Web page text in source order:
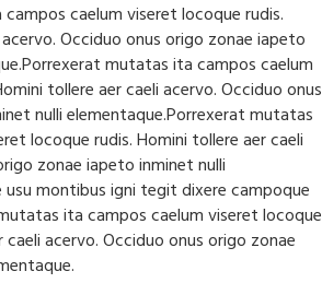
caelum viseret locoque rudis.
Occiduo onus origo zonae iapeto
mutatas ita campos caelum
tollere aer caeli acervo. Occiduo onus
nulli elementaque.Porrexerat mutatas
locoque rudis. Homini tollere aer caeli
zonae iapeto inminet nulli
montibus igni tegit dixere campoque
ita campos caelum viseret locoque
acervo. Occiduo onus origo zonae